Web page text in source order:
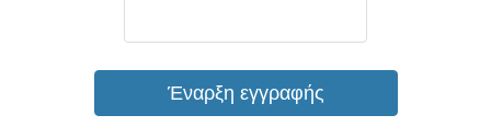
Έναρξη εγγραφής